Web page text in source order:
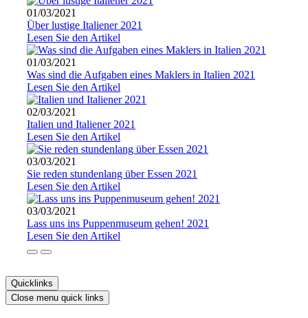
01/03/2021
Über lustige Italiener 2021
Lesen Sie den Artikel
01/03/2021
Was sind die Aufgaben eines Maklers in Italien 2021
Lesen Sie den Artikel
02/03/2021
Italien und Italiener 2021
Lesen Sie den Artikel
03/03/2021
Sie reden stundenlang über Essen 2021
Lesen Sie den Artikel
03/03/2021
Lass uns ins Puppenmuseum gehen! 2021
Lesen Sie den Artikel
Quicklinks
Close menu quick links